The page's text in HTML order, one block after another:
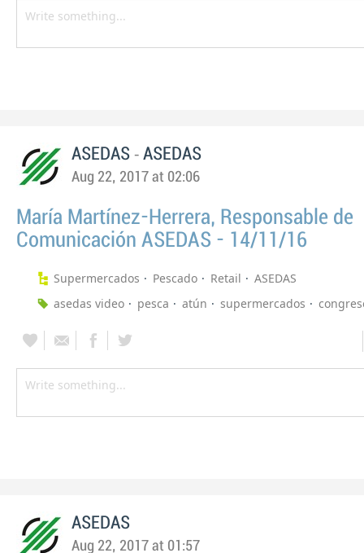
ASEDAS - ASEDAS
Aug 22, 2017 at 02:06
María Martínez-Herrera, Responsable de
Comunicación ASEDAS - 14/11/16
Supermercados Pescado Retail
ASEDAS
asedas video
pesca atún supermercados
ASEDAS
Aug 22, 2017 at 01:57